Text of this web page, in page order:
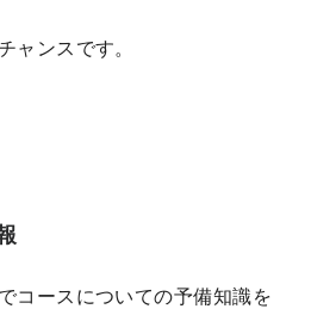
ャンスです。
コースについての予備知識を